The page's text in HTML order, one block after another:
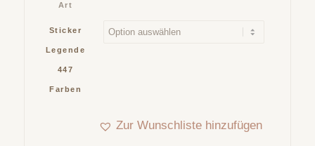
Art
Sticker
Legende
447
Farben
Zur Wunschliste hinzufügen